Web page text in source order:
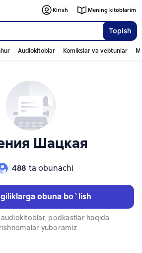
Topish
Kirish Mening kitoblarim
Audiokitoblar Komikslar va vebtunlar
Шацкая
488 ta obunachi
obuna bo`lish
podkastlar haqida
yuboramiz